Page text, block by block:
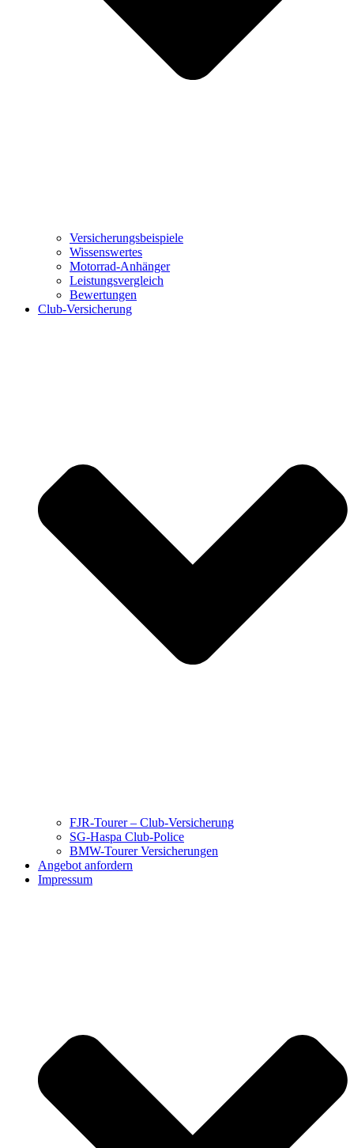
Versicherungsbeispiele
Wissenswertes
Motorrad-Anhänger
Leistungsvergleich
Bewertungen
Club-Versicherung
FJR-Tourer – Club-Versicherung
SG-Haspa Club-Police
BMW-Tourer Versicherungen
Angebot anfordern
Impressum